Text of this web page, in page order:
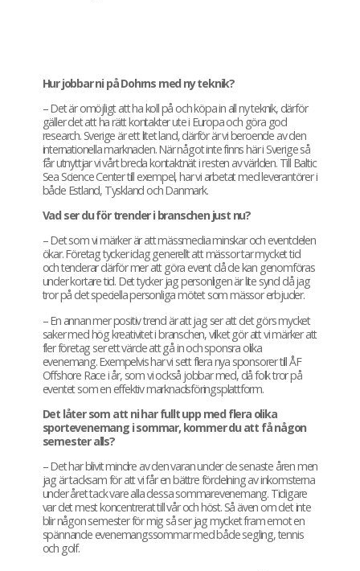
Hur jobbar ni på Dohrns med ny teknik?
– Det är omöjligt att ha koll på och köpa in all ny teknik, därför
gäller det att ha rätt kontakter ute i Europa och göra god
research. Sverige är ett litet land, därför är vi beroende av den
internationella marknaden. När något inte finns här i Sverige så
får utnyttjar vi vårt breda kontaktnät i resten av världen. Till Baltic
Sea Science Center till exempel, har vi arbetat med leverantörer i
både Estland, Tyskland och Danmark.
Vad ser du för trender i branschen just nu?
– Det som vi märker är att mässmedia minskar och eventdelen
ökar. Företag tycker idag generellt att mässor tar mycket tid
och tenderar därför mer att göra event då de kan genomföras
under kortare tid. Det tycker jag personligen är lite synd då jag
tror på det speciella personliga mötet som mässor erbjuder.
– En annan mer positiv trend är att jag ser att det görs mycket
saker med hög kreativitet i branschen, vilket gör att vi märker att
fler företag ser ett värde att gå in och sponsra olika
evenemang. Exempelvis har vi sett flera nya sponsorer till ÅF
Offshore Race i år, som vi också jobbar med, då folk tror på
eventet som en effektiv marknadsföringsplattform.
Det låter som att ni har fullt upp med flera olika
sportevenemang i sommar, kommer du att få någon
semester alls?
– Det har blivit mindre av den varan under de senaste åren men
jag är tacksam för att vi får en bättre fördelning av inkomsterna
under året tack vare alla dessa sommarevenemang. Tidigare
var det mest koncentrerat till vår och höst. Så även om det inte
blir någon semester för mig så ser jag mycket fram emot en
spännande evenemangssommar med både segling, tennis
och golf.